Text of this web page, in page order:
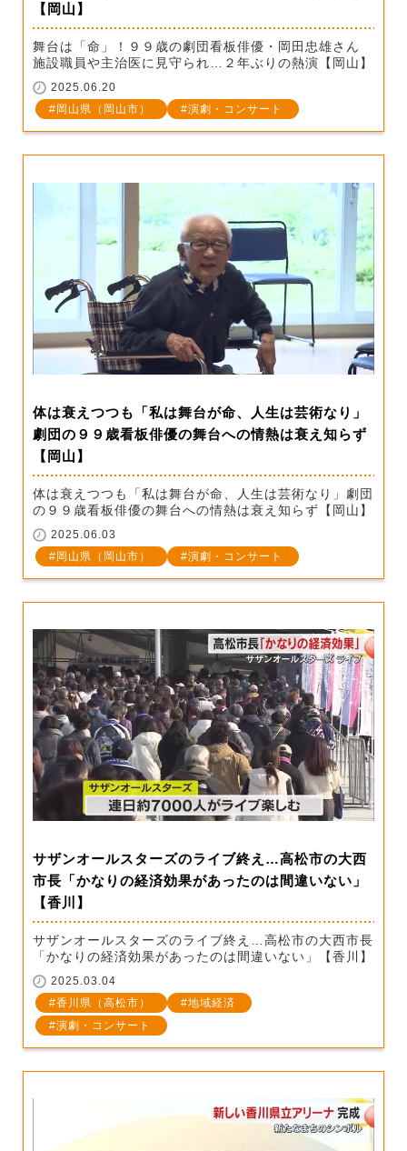
【岡山】
舞台は「命」！９９歳の劇団看板俳優・岡田忠雄さん
施設職員や主治医に見守られ…２年ぶりの熱演【岡山】
2025.06.20
岡山県（岡山市）
演劇・コンサート
体は衰えつつも「私は舞台が命、人生は芸術なり」
劇団の９９歳看板俳優の舞台への情熱は衰え知らず
【岡山】
体は衰えつつも「私は舞台が命、人生は芸術なり」劇団
の９９歳看板俳優の舞台への情熱は衰え知らず【岡山】
2025.06.03
岡山県（岡山市）
演劇・コンサート
サザンオールスターズのライブ終え…高松市の大西
市長「かなりの経済効果があったのは間違いない」
【香川】
サザンオールスターズのライブ終え…高松市の大西市長
「かなりの経済効果があったのは間違いない」【香川】
2025.03.04
香川県（高松市）
地域経済
演劇・コンサート